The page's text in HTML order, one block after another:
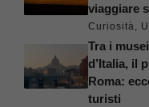
viaggiare
Curiosità,
Tra i
d’Italia, il
Roma:
turisti